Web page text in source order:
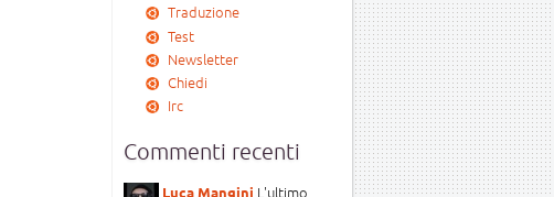
Traduzione
Test
Newsletter
Chiedi
Irc
Commenti recenti
Luca Mangini L'ultimo